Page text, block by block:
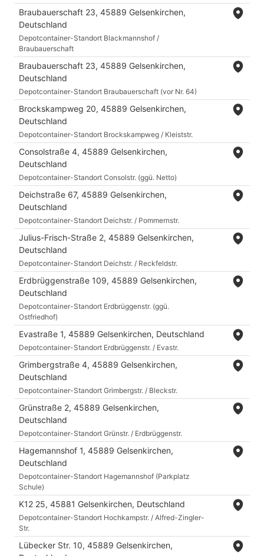
Braubauerschaft 23, 45889 Gelsenkirchen,
Deutschland
Depotcontainer-Standort Blackmannshof /
Braubauerschaft
Braubauerschaft 23, 45889 Gelsenkirchen,
Deutschland
Depotcontainer-Standort Braubauerschaft (vor Nr. 64)
Brockskampweg 20, 45889 Gelsenkirchen,
Deutschland
Depotcontainer-Standort Brockskampweg / Kleiststr.
Consolstraße 4, 45889 Gelsenkirchen,
Deutschland
Depotcontainer-Standort Consolstr. (ggü. Netto)
Deichstraße 67, 45889 Gelsenkirchen,
Deutschland
Depotcontainer-Standort Deichstr. / Pommernstr.
Julius-Frisch-Straße 2, 45889 Gelsenkirchen,
Deutschland
Depotcontainer-Standort Deichstr. / Reckfeldstr.
Erdbrüggenstraße 109, 45889 Gelsenkirchen,
Deutschland
Depotcontainer-Standort Erdbrüggenstr. (ggü.
Ostfriedhof)
Evastraße 1, 45889 Gelsenkirchen, Deutschland
Depotcontainer-Standort Erdbrüggenstr. / Evastr.
Grimbergstraße 4, 45889 Gelsenkirchen,
Deutschland
Depotcontainer-Standort Grimbergstr. / Bleckstr.
Grünstraße 2, 45889 Gelsenkirchen,
Deutschland
Depotcontainer-Standort Grünstr. / Erdbrüggenstr.
Hagemannshof 1, 45889 Gelsenkirchen,
Deutschland
Depotcontainer-Standort Hagemannshof (Parkplatz
Schule)
K12 25, 45881 Gelsenkirchen, Deutschland
Depotcontainer-Standort Hochkampstr. / Alfred-Zingler-
Str.
Lübecker Str. 10, 45889 Gelsenkirchen,